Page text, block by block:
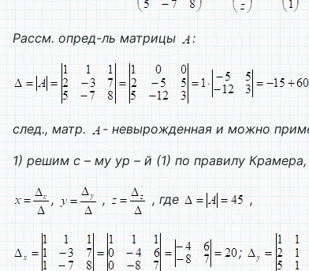
Рассм. опред-ль матрицы :
след., матр. - невырожденная и можно
1) решим с – му ур – й (1) по правилу
, , , где ,
;